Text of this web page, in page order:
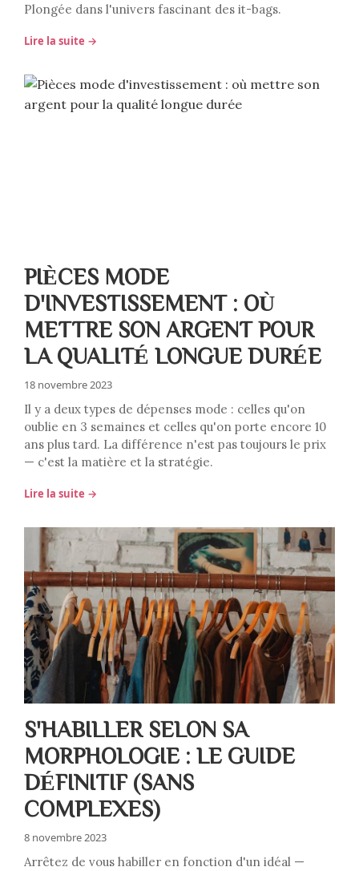
Plongée dans l'univers fascinant des it-bags.
Lire la suite →
PIÈCES MODE
D'INVESTISSEMENT : OÙ
METTRE SON ARGENT POUR
LA QUALITÉ LONGUE DURÉE
18 novembre 2023
Il y a deux types de dépenses mode : celles qu'on
oublie en 3 semaines et celles qu'on porte encore 10
ans plus tard. La différence n'est pas toujours le prix
— c'est la matière et la stratégie.
Lire la suite →
S'HABILLER SELON SA
MORPHOLOGIE : LE GUIDE
DÉFINITIF (SANS
COMPLEXES)
8 novembre 2023
Arrêtez de vous habiller en fonction d'un idéal —